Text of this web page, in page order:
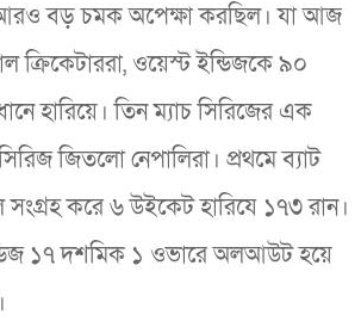
বড় চমক অপেক্ষা করছিল। যা আজ
ক্রিকেটাররা, ওয়েস্ট ইন্ডিজকে ৯০
হারিয়ে। তিন ম্যাচ সিরিজের এক
জিতলো নেপালিরা। প্রথমে ব্যাট
করে ৬ উইকেট হারিযে ১৭৩ রান।
১৭ দশমিক ১ ওভারে অলআউট হয়ে